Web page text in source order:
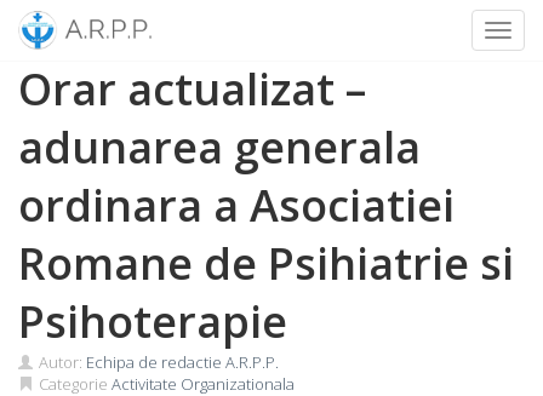
SkipOrar actualizat –
adunarea generala
ordinara a Asociatiei
Romane de Psihiatrie si
Psihoterapie
Autor: Echipa de redactie A.R.P.P.
Categorie Activitate Organizationala